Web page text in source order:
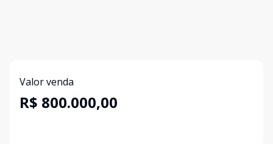
Valor venda
R$ 800.000,00